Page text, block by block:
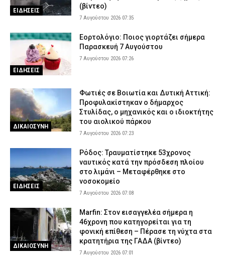
ΑΣΤΥΝΟΜΙΑ 6 Αυγούστου 2026 18:15
ΕΙΔΗΣΕΙΣ
(βίντεο)
7 Αυγούστου 2026 07:35
ΕΙΔΗΣΕΙΣ
Εορτολόγιο: Ποιος γιορτάζει σήμερα
Παρασκευή 7 Αυγούστου
7 Αυγούστου 2026 07:26
ΔΙΚΑΙΟΣΥΝΗ
Φωτιές σε Βοιωτία και Δυτική Αττική:
Προφυλακίστηκαν ο δήμαρχος
Στυλίδας, ο μηχανικός και ο ιδιοκτήτης
του αιολικού πάρκου
7 Αυγούστου 2026 07:23
ΕΙΔΗΣΕΙΣ
Ρόδος: Τραυματίστηκε 53χρονος
ναυτικός κατά την πρόσδεση πλοίου
στο λιμάνι – Μεταφέρθηκε στο
νοσοκομείο
7 Αυγούστου 2026 07:08
ΔΙΚΑΙΟΣΥΝΗ
Marfin: Στον εισαγγελέα σήμερα η
46χρονη που κατηγορείται για τη
φονική επίθεση – Πέρασε τη νύχτα στα
κρατητήρια της ΓΑΔΑ (βίντεο)
7 Αυγούστου 2026 07:01